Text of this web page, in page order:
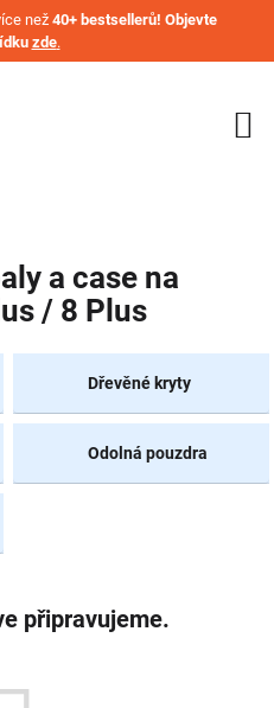
než 40+ bestsellerů! Objevte
zde.
a case na
/ 8 Plus
Dřevěné kryty
Odolná pouzdra
připravujeme.